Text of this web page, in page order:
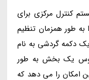
کنترل مرکزی برای
طور همزمان تنظیم
دکمه گردشی به نام
یک بخش به طور
امکان را می دهد که